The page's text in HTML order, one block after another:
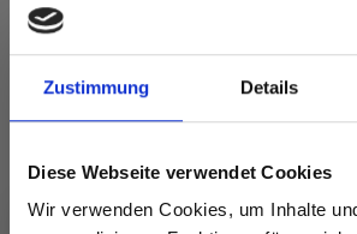
Zustimmung Details
Diese Webseite verwendet Cookies
Wir verwenden Cookies, um Inhalte
DROPS FIESTA